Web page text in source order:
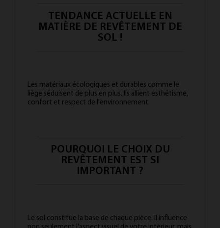
TENDANCE ACTUELLE EN
MATIÈRE DE REVÊTEMENT DE
SOL !
Les matériaux écologiques et durables comme le
liège séduisent de plus en plus. Ils allient esthétisme,
confort et respect de l'environnement.
POURQUOI LE CHOIX DU
REVÊTEMENT EST SI
IMPORTANT ?
Le sol constitue la base de chaque pièce. Il influence